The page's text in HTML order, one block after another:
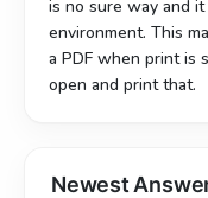
is no sure way and
environment. This
a PDF when print is
open and print that.
Newest